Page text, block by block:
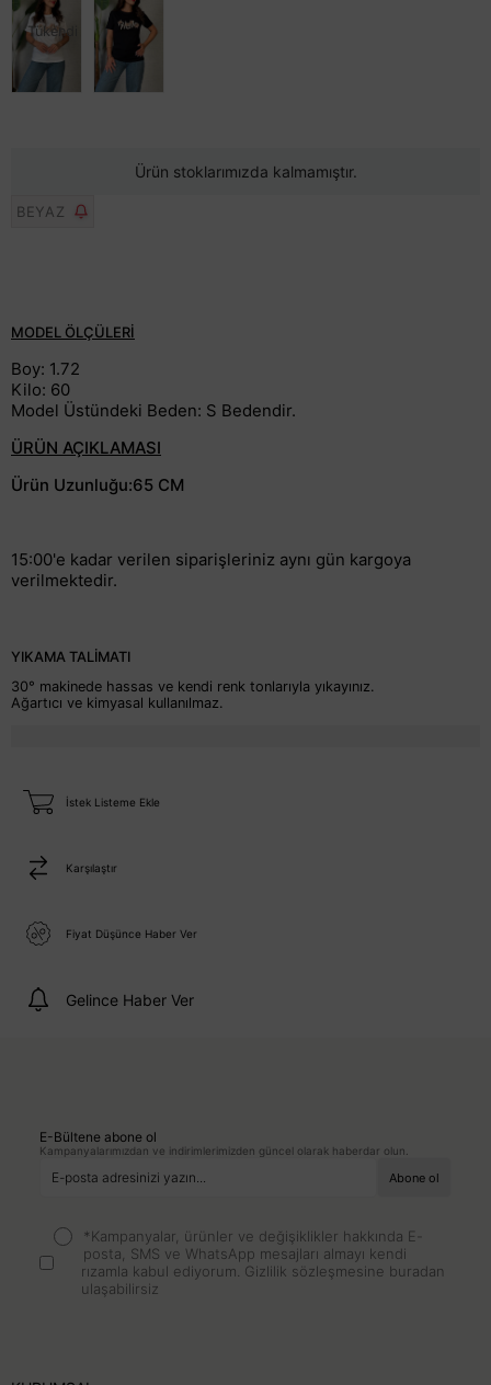
Tükendi
Ürün stoklarımızda kalmamıştır.
BEYAZ
MODEL ÖLÇÜLERİ
Boy: 1.72
Kilo: 60
Model Üstündeki Beden: S Bedendir.
ÜRÜN AÇIKLAMASI
Ürün Uzunluğu:65 CM
15:00'e kadar verilen siparişleriniz aynı gün kargoya
verilmektedir.
YIKAMA TALİMATI
30° makinede hassas ve kendi renk tonlarıyla yıkayınız.
Ağartıcı ve kimyasal kullanılmaz.
İstek Listeme Ekle
Karşılaştır
Fiyat Düşünce Haber Ver
Gelince Haber Ver
E-Bültene abone ol
Kampanyalarımızdan ve indirimlerimizden güncel olarak haberdar olun.
*Kampanyalar, ürünler ve değişiklikler hakkında E-
posta, SMS ve WhatsApp mesajları almayı kendi
rızamla kabul ediyorum. Gizlilik sözleşmesine buradan
ulaşabilirsiz